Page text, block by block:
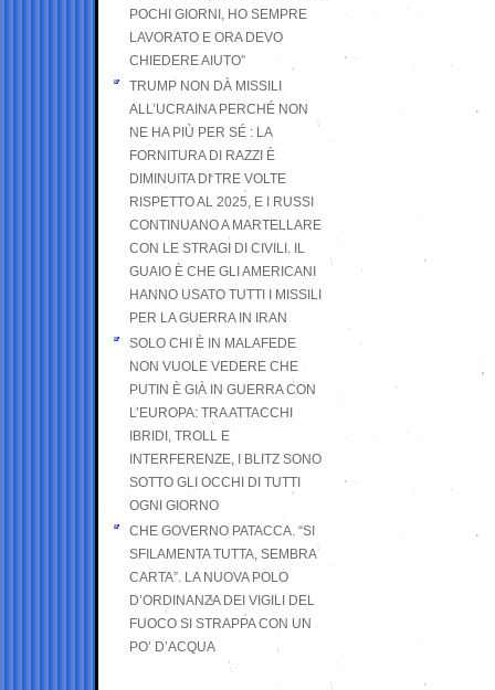
POCHI GIORNI, HO SEMPRE
LAVORATO E ORA DEVO
CHIEDERE AIUTO”
TRUMP NON DÀ MISSILI
ALL’UCRAINA PERCHÉ NON
NE HA PIÙ PER SÉ : LA
FORNITURA DI RAZZI È
DIMINUITA DI TRE VOLTE
RISPETTO AL 2025, E I RUSSI
CONTINUANO A MARTELLARE
CON LE STRAGI DI CIVILI. IL
GUAIO È CHE GLI AMERICANI
HANNO USATO TUTTI I MISSILI
PER LA GUERRA IN IRAN
SOLO CHI È IN MALAFEDE
NON VUOLE VEDERE CHE
PUTIN È GIÀ IN GUERRA CON
L’EUROPA: TRA ATTACCHI
IBRIDI, TROLL E
INTERFERENZE, I BLITZ SONO
SOTTO GLI OCCHI DI TUTTI
OGNI GIORNO
CHE GOVERNO PATACCA. “SI
SFILAMENTA TUTTA, SEMBRA
CARTA”. LA NUOVA POLO
D’ORDINANZA DEI VIGILI DEL
FUOCO SI STRAPPA CON UN
PO’ D’ACQUA